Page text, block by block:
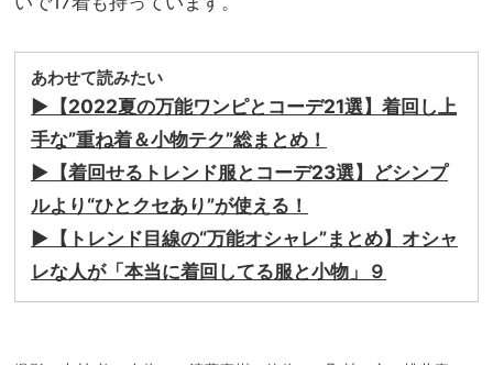
あわせて読みたい
▶︎【2022夏の万能ワンピとコーデ21選】着回し上
手な”重ね着＆小物テク”総まとめ！
▶︎【着回せるトレンド服とコーデ23選】どシンプ
ルより“ひとクセあり”が使える！
▶︎【トレンド目線の“万能オシャレ”まとめ】オシャ
レな人が「本当に着回してる服と小物」９